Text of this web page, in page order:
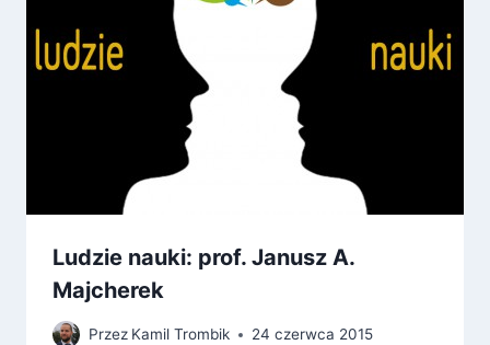
Ludzie nauki: prof. Janusz A.
Majcherek
Przez Kamil Trombik 24 czerwca 2015